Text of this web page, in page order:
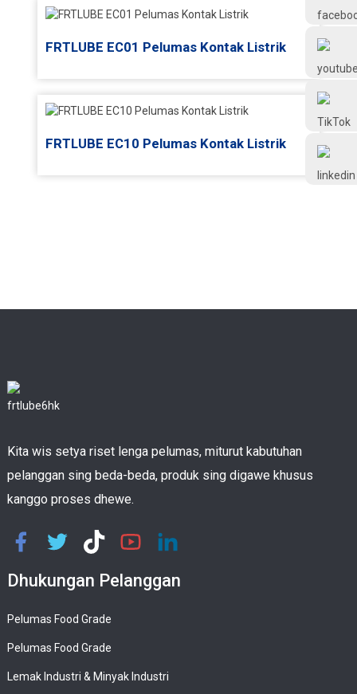
FRTLUBE
FRTLUBE EC01 Pelumas Kontak Listrik
FRTLUBE EC10 Pelumas Kontak Listrik
Kita wis setya riset lenga pelumas, miturut kabutuhan
pelanggan sing beda-beda, produk sing digawe khusus
kanggo proses dhewe.
Dhukungan Pelanggan
Pelumas Food Grade
Pelumas Food Grade
Lemak Industri & Minyak Industri